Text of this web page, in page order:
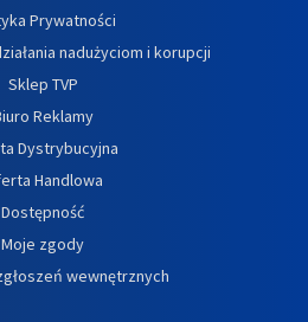
Prywatności
nadużyciom i korupcji
Sklep TVP
Reklamy
Dystrybucyjna
Handlowa
Dostępność
Moje zgody
wewnętrznych